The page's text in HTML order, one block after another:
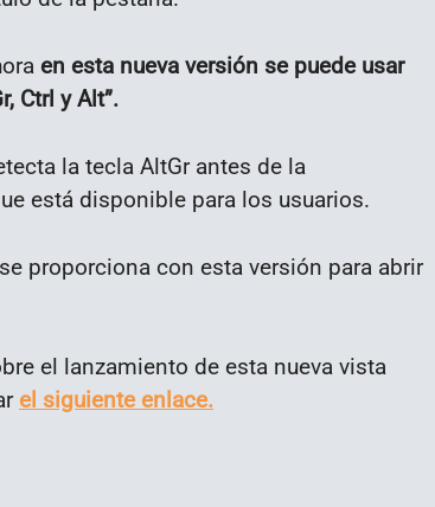
en esta nueva versión se puede usar
Ctrl y Alt”.
la tecla AltGr antes de la
está disponible para los usuarios.
proporciona con esta versión para abrir
el lanzamiento de esta nueva vista
el siguiente enlace.